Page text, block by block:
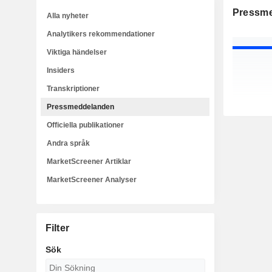
Alla nyheter
Analytikers rekommendationer
Viktiga händelser
Insiders
Transkriptioner
Pressmeddelanden
Officiella publikationer
Andra språk
MarketScreener Artiklar
MarketScreener Analyser
Filter
Sök